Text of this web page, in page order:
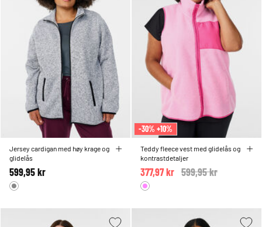
Jersey cardigan med høy krage og
glidelås
599,95 kr
-30% +10%
Teddy fleece vest med glidelås og
kontrastdetaljer
Price reduced from
599,95 kr
377,97 kr